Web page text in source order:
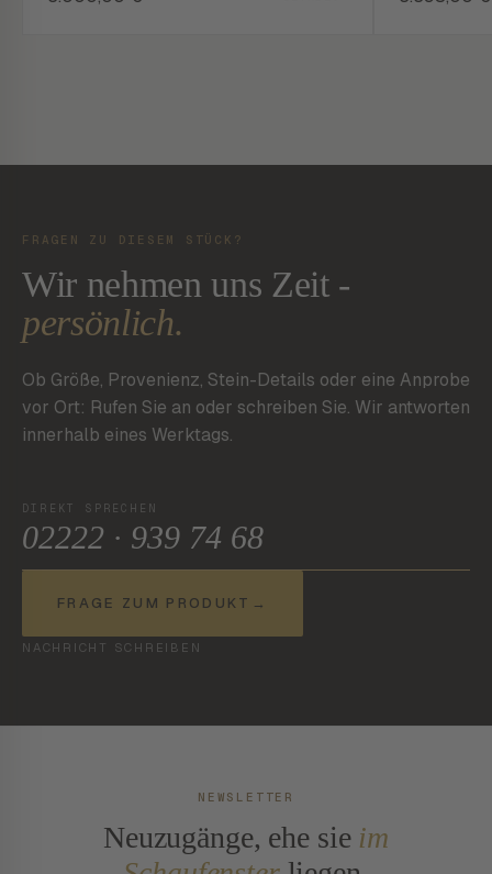
FRAGEN ZU DIESEM STÜCK?
Wir nehmen uns Zeit -
persönlich.
Ob Größe, Provenienz, Stein-Details oder eine Anprobe
vor Ort: Rufen Sie an oder schreiben Sie. Wir antworten
innerhalb eines Werktags.
DIREKT SPRECHEN
02222 · 939 74 68
FRAGE ZUM PRODUKT →
NACHRICHT SCHREIBEN
NEWSLETTER
Neuzugänge, ehe sie im